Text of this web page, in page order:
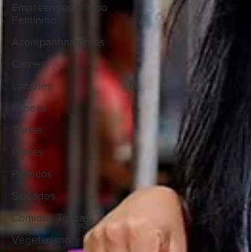
Empreendedorismo
Feminino
Acompanhamentos
Carnes
Lanches
Fitness
Tortas
Peixes
Petiscos
Salgados
Comidas Típicas
Vegetariano